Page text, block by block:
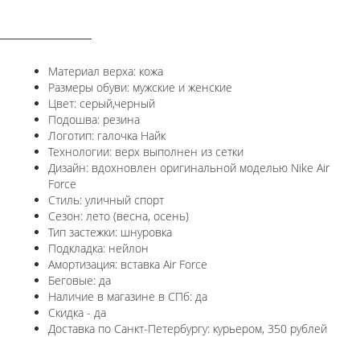
Материал верха: кожа
Размеры обуви: мужские и женские
Цвет: серый,черный
Подошва: резина
Логотип: галочка Найк
Технологии: верх выполнен из сетки
Дизайн: вдохновлен оригинальной моделью Nike Air
Force
Стиль: уличный спорт
Сезон: лето (весна, осень)
Тип застежки: шнуровка
Подкладка: нейлон
Амортизация: вставка Air Force
Беговые: да
Наличие в магазине в СПб: да
Скидка - да
Доставка по Санкт-Петербургу: курьером, 350 рублей